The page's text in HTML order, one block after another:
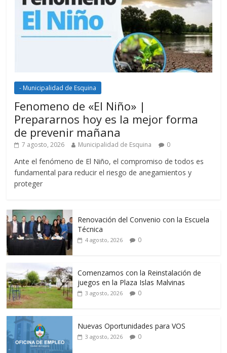
- Municipalidad de Esquina
Fenomeno de «El Niño» |
Prepararnos hoy es la mejor forma
de prevenir mañana
7 agosto, 2026 Municipalidad de Esquina 0
Ante el fenómeno de El Niño, el compromiso de todos es
fundamental para reducir el riesgo de anegamientos y
proteger
Renovación del Convenio con la Escuela
Técnica
4 agosto, 2026 0
Comenzamos con la Reinstalación de
juegos en la Plaza Islas Malvinas
3 agosto, 2026 0
Nuevas Oportunidades para VOS
3 agosto, 2026 0